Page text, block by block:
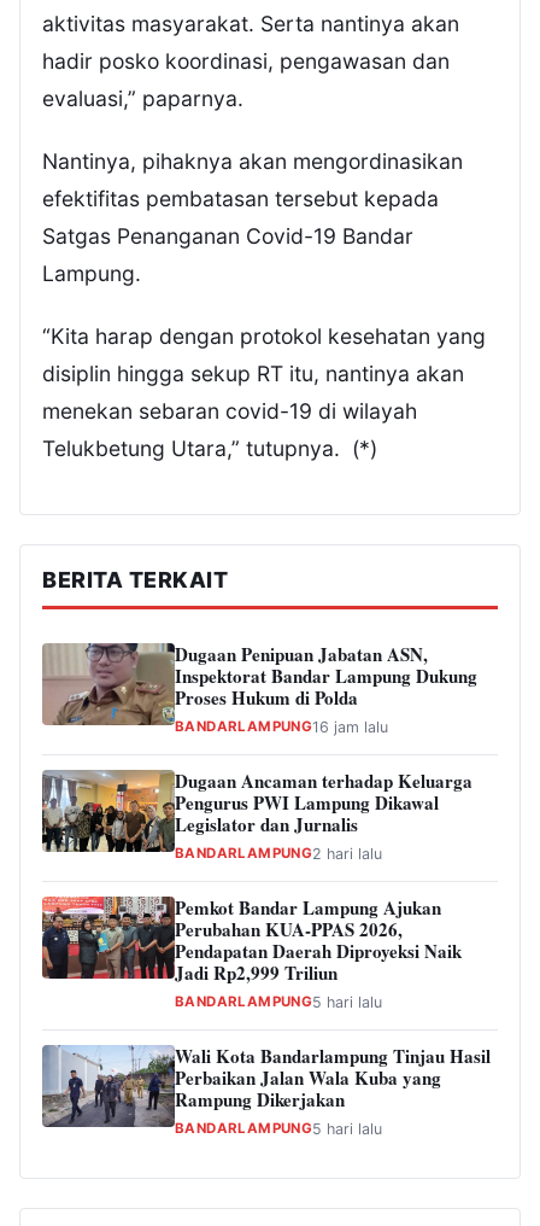
aktivitas masyarakat. Serta nantinya akan
hadir posko koordinasi, pengawasan dan
evaluasi,” paparnya.
Nantinya, pihaknya akan mengordinasikan
efektifitas pembatasan tersebut kepada
Satgas Penanganan Covid-19 Bandar
Lampung.
“Kita harap dengan protokol kesehatan yang
disiplin hingga sekup RT itu, nantinya akan
menekan sebaran covid-19 di wilayah
Telukbetung Utara,” tutupnya. (*)
BERITA TERKAIT
Dugaan Penipuan Jabatan ASN,
Inspektorat Bandar Lampung Dukung
Proses Hukum di Polda
BANDARLAMPUNG16 jam lalu
Dugaan Ancaman terhadap Keluarga
Pengurus PWI Lampung Dikawal
Legislator dan Jurnalis
BANDARLAMPUNG2 hari lalu
Pemkot Bandar Lampung Ajukan
Perubahan KUA-PPAS 2026,
Pendapatan Daerah Diproyeksi Naik
Jadi Rp2,999 Triliun
BANDARLAMPUNG5 hari lalu
Wali Kota Bandarlampung Tinjau Hasil
Perbaikan Jalan Wala Kuba yang
Rampung Dikerjakan
BANDARLAMPUNG5 hari lalu